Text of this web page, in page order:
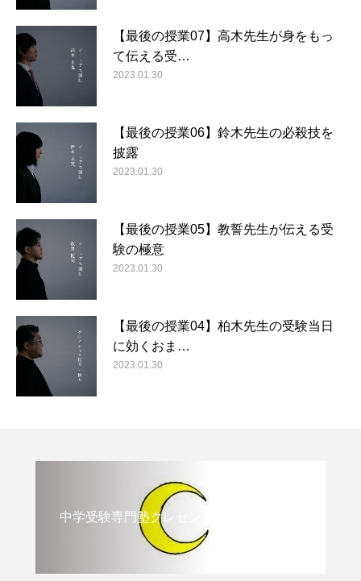
【最後の授業07】高木先生が身をもっ
て伝える受…
2023.01.30
【最後の授業06】鈴木先生の必殺技を
披露
2023.01.30
【最後の授業05】教誓先生が伝える受
験の極意
2023.01.30
【最後の授業04】柏木先生の受験当日
に効くおま…
2023.01.30
中学受験専門塾クレセント